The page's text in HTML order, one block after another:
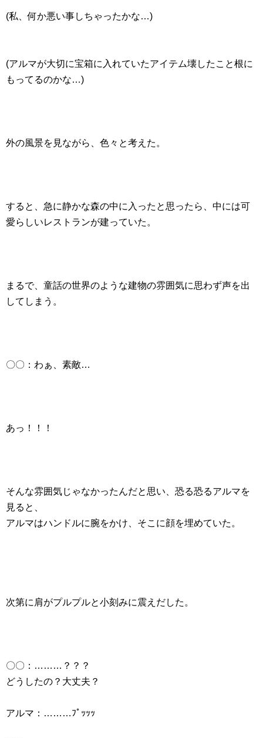
(私、何か悪い事しちゃったかな…)
(アルマが大切に宝箱に入れていたアイテム壊したこと根に
もってるのかな…)
外の風景を見ながら、色々と考えた。
すると、急に静かな森の中に入ったと思ったら、中には可
愛らしいレストランが建っていた。
まるで、童話の世界のような建物の雰囲気に思わず声を出
してしまう。
〇〇：わぁ、素敵…
あっ！！！
そんな雰囲気じゃなかったんだと思い、恐る恐るアルマを
見ると、
アルマはハンドルに腕をかけ、そこに顔を埋めていた。
次第に肩がプルプルと小刻みに震えだした。
〇〇：………？？？
どうしたの？大丈夫？
アルマ：………ﾌﾟｯｯｯ